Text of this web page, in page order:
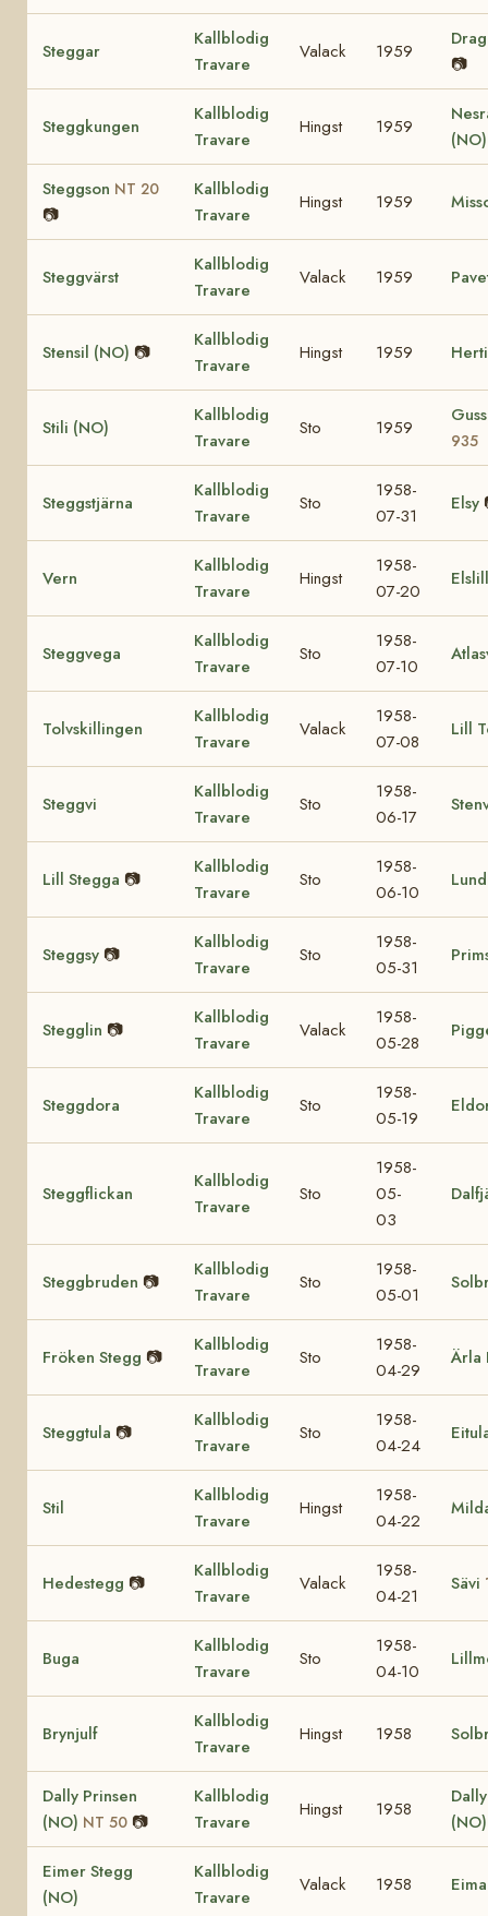
Steggar
Kallblodig
Travare
Valack 1959
📷
Steggkungen
Kallblodig
Travare
Hingst 1959
Steggson NT 20
📷
Kallblodig
Travare
Hingst 1959
Steggvärst
Kallblodig
Travare
Valack 1959
Stensil (NO) 📷
Kallblodig
Travare
Hingst 1959
Stili (NO)
Kallblodig
Travare
Sto 1959
935
Steggstjärna
Kallblodig
Travare
Sto
1958-
07-31
Elsy
Vern
Kallblodig
Travare
Hingst
1958-
07-20
Elslill
Steggvega
Kallblodig
Travare
Sto
1958-
07-10
Tolvskillingen
Kallblodig
Travare
Valack
1958-
07-08
Lill
Steggvi
Kallblodig
Travare
Sto
1958-
06-17
Lill Stegga 📷
Kallblodig
Travare
Sto
1958-
06-10
Steggsy 📷
Kallblodig
Travare
Sto
1958-
05-31
Stegglin 📷
Kallblodig
Travare
Valack
1958-
05-28
Steggdora
Kallblodig
Travare
Sto
1958-
05-19
Steggflickan
Kallblodig
Travare
Sto
1958-
05-
03
Steggbruden 📷
Kallblodig
Travare
Sto
1958-
05-01
Fröken Stegg 📷
Kallblodig
Travare
Sto
1958-
04-29
Ärla
Steggtula 📷
Kallblodig
Travare
Sto
1958-
04-24
Stil
Kallblodig
Travare
Hingst
1958-
04-22
Hedestegg 📷
Kallblodig
Travare
Valack
1958-
04-21
Sävi
Buga
Kallblodig
Travare
Sto
1958-
04-10
Brynjulf
Kallblodig
Travare
Hingst 1958
Dally Prinsen
(NO) NT 50 📷
Kallblodig
Travare
Hingst 1958
Eimer Stegg
(NO)
Kallblodig
Travare
Valack 1958